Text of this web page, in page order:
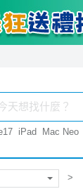
iPad Mac Neo